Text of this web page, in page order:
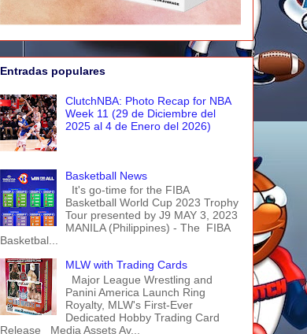
Entradas populares
ClutchNBA: Photo Recap for NBA
Week 11 (29 de Diciembre del
2025 al 4 de Enero del 2026)
Basketball News
It's go-time for the FIBA
Basketball World Cup 2023 Trophy
Tour presented by J9 MAY 3, 2023
MANILA (Philippines) - The FIBA
Basketbal...
MLW with Trading Cards
Major League Wrestling and
Panini America Launch Ring
Royalty, MLW's First-Ever
Dedicated Hobby Trading Card
Release Media Assets Av...